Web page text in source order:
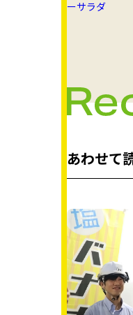
ーサラダ
あわせて